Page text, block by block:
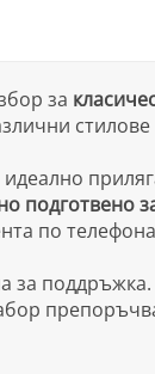
за
идеално
подготвено
по